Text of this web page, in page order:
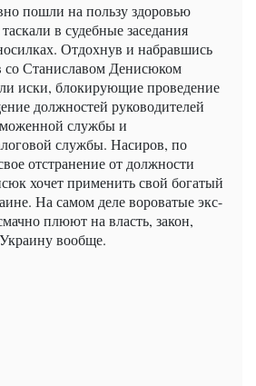
пошли на пользу здоровью
в судебные заседания
Отдохнув и набравшись
со Станиславом Денисюком
иски, блокирующие проведение
должностей руководителей
службы и
службы. Насиров, по
отстранение от должности
хочет применить свой богатый
На самом деле вороватые экс-
плюют на власть, закон,
вообще.